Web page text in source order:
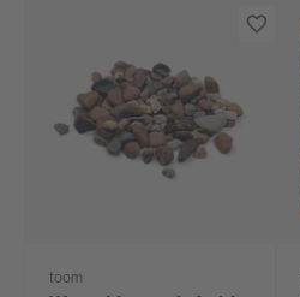
toom